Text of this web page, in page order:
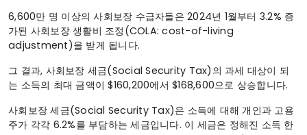
6,600만 명 이상의 사회보장 수급자들은 2024년 1월부터 3.2% 증
가된 사회보장 생활비 조정(COLA: cost-of-living
adjustment)을 받게 됩니다.
그 결과, 사회보장 세금(Social Security Tax)의 과세 대상이 되
는 소득의 최대 금액이 $160,200에서 $168,600으로 상승합니다.
사회보장 세금(Social Security Tax)은 소득에 대해 개인과 고용
주가 각각 6.2%를 부담하는 세금입니다. 이 세금은 정해진 소득 한